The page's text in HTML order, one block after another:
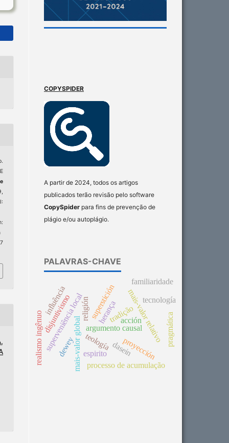
COPYSPIDER
A partir de 2024, todos os artigos
publicados terão revisão pelo software
CopySpider para fins de prevenção de
plágio e/ou autoplágio.
PALAVRAS-CHAVE
argumento causal
superstición
proyección
processo de acumulação
mais-valor global mais-valor relativo
superveniência local
disjuntivismo religión
realismo ingênuo
tecnología
dewey teología
espirito
influência
familiaridade
dasein
herançatradição pragmática
acción